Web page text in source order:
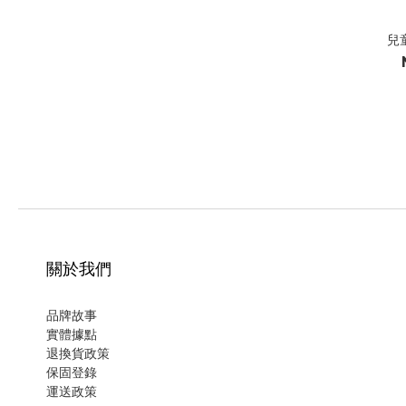
兒
關於我們
品牌故事
實體據點
退換貨政策
保固登錄
運送政策